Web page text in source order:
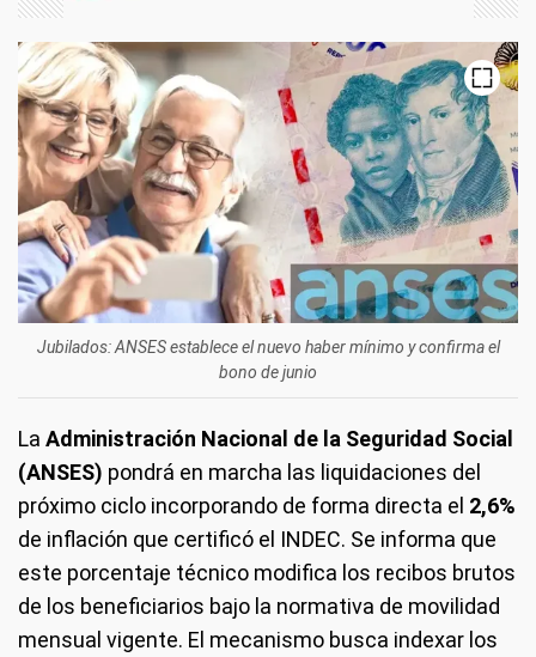
Jubilados: ANSES establece el nuevo haber mínimo y confirma el
bono de junio
La Administración Nacional de la Seguridad Social
(ANSES) pondrá en marcha las liquidaciones del
próximo ciclo incorporando de forma directa el 2,6%
de inflación que certificó el INDEC. Se informa que
este porcentaje técnico modifica los recibos brutos
de los beneficiarios bajo la normativa de movilidad
mensual vigente. El mecanismo busca indexar los